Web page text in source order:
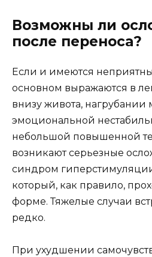
Возможны ли
после переноса?
Если и имеются
основном выражаются в
внизу живота, нагрубании
эмоциональной
небольшой повышенной
возникают серьезные
синдром
который, как правило,
форме. Тяжелые случаи
редко.
При ухудшении